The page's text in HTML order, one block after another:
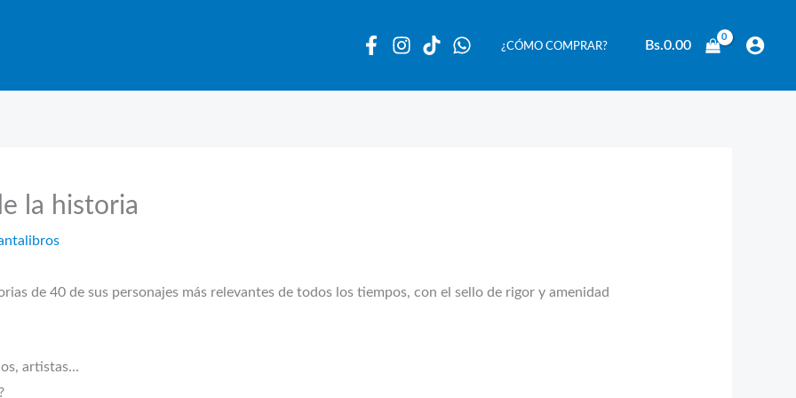
¿CÓMO COMPRAR? Bs.0.00
la historia
de 40 de sus personajes más relevantes de todos los tiempos, con el sello de rigor y amenidad
artistas…